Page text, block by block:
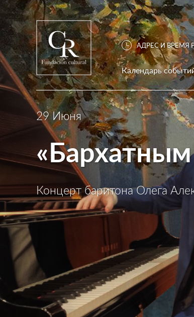
АДРЕС И ВРЕМЯ
Календарь
29 Июня
Концерт баритона Олега